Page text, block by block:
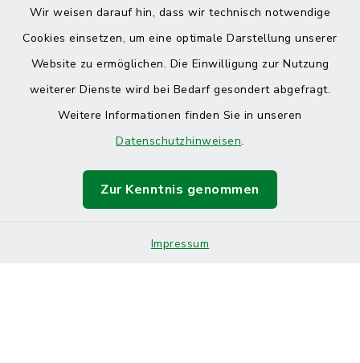
Wir weisen darauf hin, dass wir technisch notwendige
Cookies einsetzen, um eine optimale Darstellung unserer
Website zu ermöglichen. Die Einwilligung zur Nutzung
weiterer Dienste wird bei Bedarf gesondert abgefragt.
Weitere Informationen finden Sie in unseren
Datenschutzhinweisen.
Zur Kenntnis genommen
Impressum
Barrierefreiheit
Sitemap